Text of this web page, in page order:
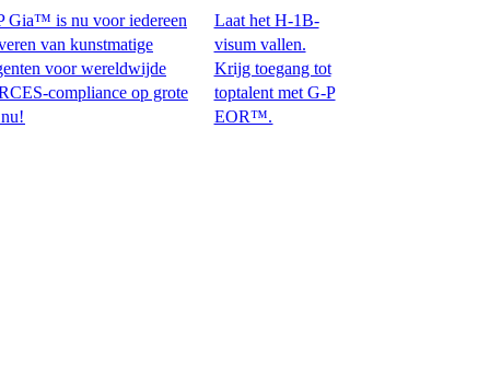
is nu voor iedereen
van kunstmatige
voor wereldwijde
compliance op grote
Laat het H-1B-
visum vallen.
Krijg toegang tot
toptalent met G-P
EOR™.​​